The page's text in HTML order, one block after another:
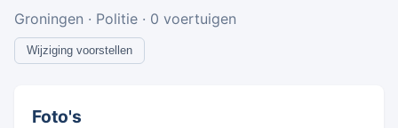
Groningen · Politie · 0 voertuigen
Wijziging voorstellen
Foto's